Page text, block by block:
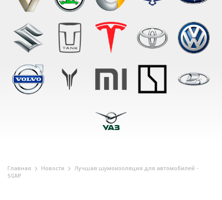
Главная Новости
Лучшая шумоизоляция для автомобилей -
SGM!